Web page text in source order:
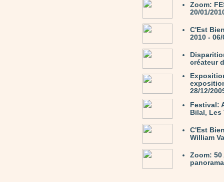
Zoom:
20/01/
C'Est
2010 -
créateur
28/12/
Festival:
Bilal, Les
C'Est
William
Zoom: 50